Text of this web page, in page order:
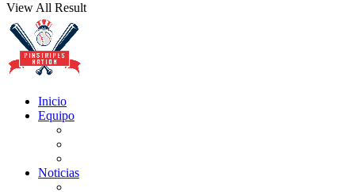
View All Result
Inicio
Equipo
Noticias